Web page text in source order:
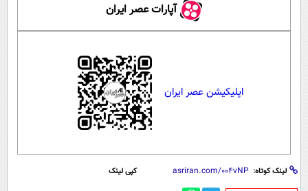
آپارات عصر ایران
اپلیکیشن عصر ایران
لینک کوتاه: کپی لینک